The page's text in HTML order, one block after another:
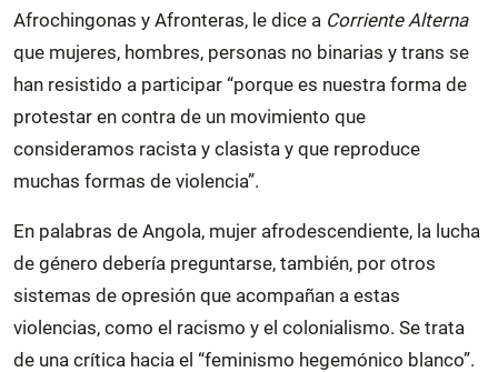
Afrochingonas y Afronteras, le dice a Corriente Alterna
que mujeres, hombres, personas no binarias y trans se
han resistido a participar “porque es nuestra forma de
protestar en contra de un movimiento que
consideramos racista y clasista y que reproduce
muchas formas de violencia”.
En palabras de Angola, mujer afrodescendiente, la lucha
de género debería preguntarse, también, por otros
sistemas de opresión que acompañan a estas
violencias, como el racismo y el colonialismo. Se trata
de una crítica hacia el “feminismo hegemónico blanco”.